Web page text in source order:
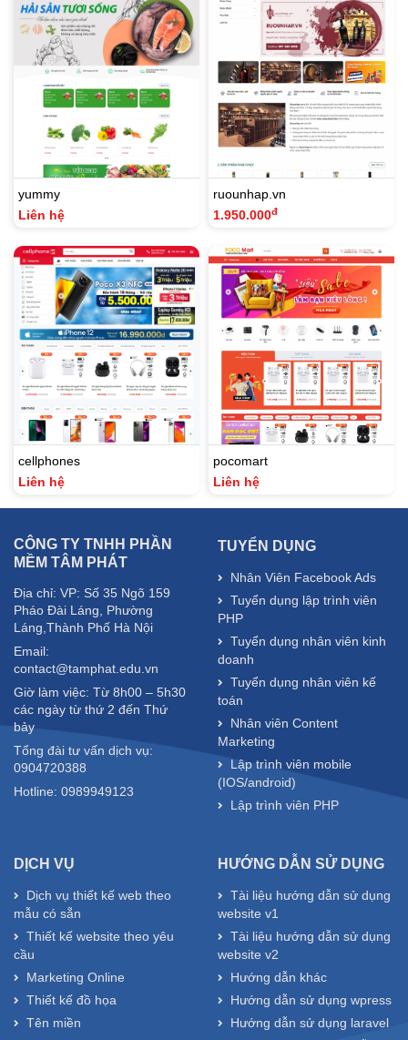
yummy
Liên hệ
ruounhap.vn
1.950.000đ
cellphones
Liên hệ
pocomart
Liên hệ
CÔNG TY TNHH PHẦN
MỀM TÂM PHÁT
Địa chỉ: VP: Số 35 Ngõ 159
Pháo Đài Láng, Phường
Láng,Thành Phố Hà Nội
Email:
contact@tamphat.edu.vn
Giờ làm việc: Từ 8h00 – 5h30
các ngày từ thứ 2 đến Thứ
bảy
Tổng đài tư vấn dịch vụ:
0904720388
Hotline: 0989949123
TUYỂN DỤNG
Nhân Viên Facebook Ads
Tuyển dụng lập trình viên
PHP
Tuyển dụng nhân viên kinh
doanh
Tuyển dụng nhân viên kế
toán
Nhân viên Content
Marketing
Lập trình viên mobile
(IOS/android)
Lập trình viên PHP
DỊCH VỤ
Dịch vụ thiết kế web theo
mẫu có sẵn
Thiết kế website theo yêu
cầu
Marketing Online
Thiết kế đồ họa
Tên miền
HƯỚNG DẪN SỬ DỤNG
Tài liệu hướng dẫn sử dụng
website v1
Tài liệu hướng dẫn sử dụng
website v2
Hướng dẫn khác
Hướng dẫn sử dụng wpress
Hướng dẫn sử dụng laravel